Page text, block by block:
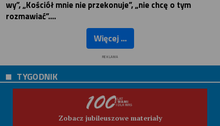
wy”, „Kościół mnie nie przekonuje”, „nie chcę o tym
rozmawiać”….
Więcej ...
REKLAMA
TYGODNIK
Zobacz jubileuszowe materiały